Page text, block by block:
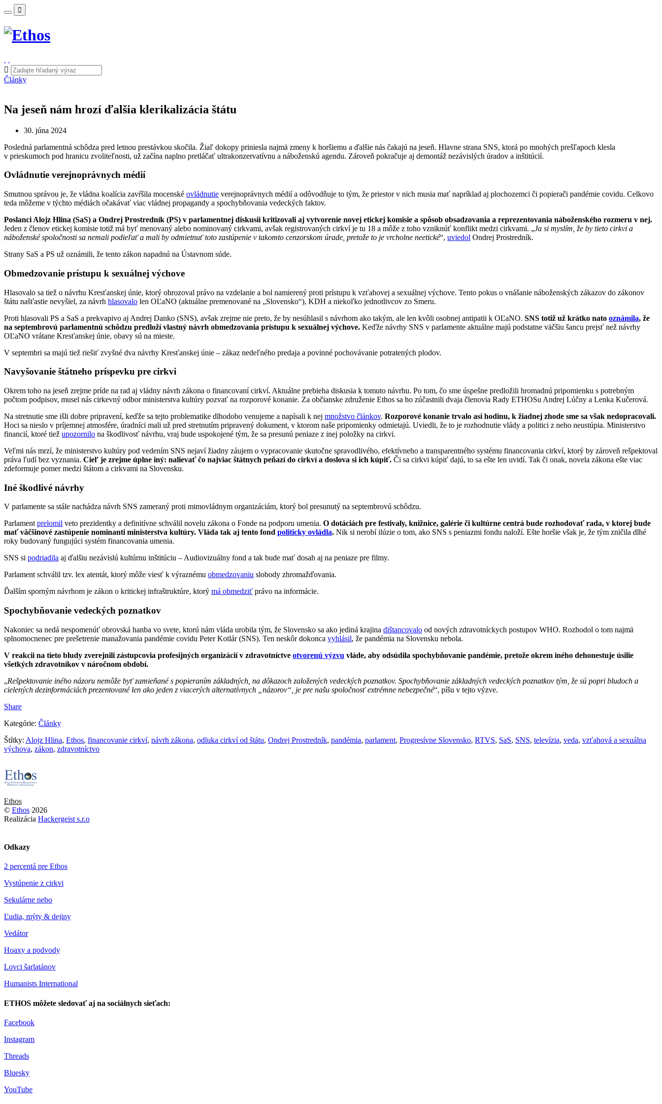
Články
Na jeseň nám hrozí ďalšia klerikalizácia štátu
30. júna 2024
Posledná parlamentná schôdza pred letnou prestávkou skočila. Žiaľ dokopy priniesla najmä zmeny k horšiemu a ďalšie nás čakajú na jeseň. Hlavne strana SNS, ktorá po mnohých prešľapoch klesla
v prieskumoch pod hranicu zvoliteľnosti, už začína naplno pretláčať ultrakonzervatívnu a náboženskú agendu. Zároveň pokračuje aj demontáž nezávislých úradov a inštitúcií.
Ovládnutie verejnoprávnych médií
Smutnou správou je, že vládna koalícia zavŕšila mocenské ovládnutie verejnoprávnych médií a odôvodňuje to tým, že priestor v nich musia mať napríklad aj plochozemci či popierači pandémie covidu. Celkovo
teda môžeme v týchto médiách očakávať viac vládnej propagandy a spochybňovania vedeckých faktov.
Poslanci Alojz Hlina (SaS) a Ondrej Prostredník (PS) v parlamentnej diskusii kritizovali aj vytvorenie novej etickej komisie a spôsob obsadzovania a reprezentovania náboženského rozmeru v nej.
Jeden z členov etickej komisie totiž má byť menovaný alebo nominovaný cirkvami, avšak registrovaných cirkví je tu 18 a môže z toho vzniknúť konflikt medzi cirkvami. „Ja si myslím, že by tieto cirkvi a
náboženské spoločnosti sa nemali podieľať a mali by odmietnuť toto zastúpenie v takomto cenzorskom úrade, pretože to je vrcholne neetické“, uviedol Ondrej Prostredník.
Strany SaS a PS už oznámili, že tento zákon napadnú na Ústavnom súde.
Obmedzovanie prístupu k sexuálnej výchove
Hlasovalo sa tiež o návrhu Kresťanskej únie, ktorý ohrozoval právo na vzdelanie a bol namierený proti prístupu k vzťahovej a sexuálnej výchove. Tento pokus o vnášanie náboženských zákazov do zákonov
štátu našťastie nevyšiel, za návrh hlasovalo len OĽaNO (aktuálne premenované na „Slovensko“), KDH a niekoľko jednotlivcov zo Smeru.
Proti hlasovali PS a SaS a prekvapivo aj Andrej Danko (SNS), avšak zrejme nie preto, že by nesúhlasil s návrhom ako takým, ale len kvôli osobnej antipatii k OĽaNO. SNS totiž už krátko nato oznámila, že
na septembrovú parlamentnú schôdzu predloží vlastný návrh obmedzovania prístupu k sexuálnej výchove. Keďže návrhy SNS v parlamente aktuálne majú podstatne väčšiu šancu prejsť než návrhy
OĽaNO vrátane Kresťanskej únie, obavy sú na mieste.
V septembri sa majú tiež riešiť zvyšné dva návrhy Kresťanskej únie – zákaz nedeľného predaja a povinné pochovávanie potratených plodov.
Navyšovanie štátneho príspevku pre cirkvi
Okrem toho na jeseň zrejme príde na rad aj vládny návrh zákona o financovaní cirkví. Aktuálne prebieha diskusia k tomuto návrhu. Po tom, čo sme úspešne predložili hromadnú pripomienku s potrebným
počtom podpisov, musel nás cirkevný odbor ministerstva kultúry pozvať na rozporové konanie. Za občianske združenie Ethos sa ho zúčastnili dvaja členovia Rady ETHOSu Andrej Lúčny a Lenka Kučerová.
Na stretnutie sme išli dobre pripravení, keďže sa tejto problematike dlhodobo venujeme a napísali k nej množstvo článkov. Rozporové konanie trvalo asi hodinu, k žiadnej zhode sme sa však nedopracovali.
Hoci sa nieslo v príjemnej atmosfére, úradníci mali už pred stretnutím pripravený dokument, v ktorom naše pripomienky odmietajú. Uviedli, že to je rozhodnutie vlády a politici z neho neustúpia. Ministerstvo
financií, ktoré tiež upozornilo na škodlivosť návrhu, vraj bude uspokojené tým, že sa presunú peniaze z inej položky na cirkvi.
Veľmi nás mrzí, že ministerstvo kultúry pod vedením SNS nejaví žiadny záujem o vypracovanie skutočne spravodlivého, efektívneho a transparentného systému financovania cirkví, ktorý by zároveň rešpektoval
práva ľudí bez vyznania. Cieľ je zrejme úplne iný: nalievať čo najviac štátnych peňazí do cirkví a doslova si ich kúpiť. Či sa cirkvi kúpiť dajú, to sa ešte len uvidí. Tak či onak, novela zákona ešte viac
zdeformuje pomer medzi štátom a cirkvami na Slovensku.
Iné škodlivé návrhy
V parlamente sa stále nachádza návrh SNS zameraný proti mimovládnym organizáciám, ktorý bol presunutý na septembrovú schôdzu.
Parlamentprelomil veto prezidentky a definitívne schválil novelu zákona o Fonde na podporu umenia. O dotáciách pre festivaly, knižnice, galérie či kultúrne centrá bude rozhodovať rada, v ktorej bude
mať väčšinové zastúpenie nominanti ministerstva kultúry. Vláda tak aj tento fond politicky ovládla. Nik si nerobí ilúzie o tom, ako SNS s peniazmi fondu naloží. Ešte horšie však je, že tým zničila dlhé
roky budovaný fungujúci systém financovania umenia.
SNS si podriadila aj ďalšiu nezávislú kultúrnu inštitúciu – Audiovizuálny fond a tak bude mať dosah aj na peniaze pre filmy.
Parlament schválil tzv. lex atentát, ktorý môže viesť k výraznému obmedzovaniu slobody zhromažďovania.
Ďalším sporným návrhom je zákon o kritickej infraštruktúre, ktorý má obmedziť právo na informácie.
Spochybňovanie vedeckých poznatkov
Nakoniec sa nedá nespomenúť obrovská hanba vo svete, ktorú nám vláda urobila tým, že Slovensko sa ako jediná krajina dištancovalo od nových zdravotníckych postupov WHO. Rozhodol o tom najmä
splnomocnenec pre prešetrenie manažovania pandémie covidu Peter Kotlár (SNS). Ten neskôr dokonca vyhlásil, že pandémia na Slovensku nebola.
V reakcii na tieto bludy zverejnili zástupcovia profesijných organizácií v zdravotníctve otvorenú výzvu vláde, aby odsúdila spochybňovanie pandémie, pretože okrem iného dehonestuje úsilie
všetkých zdravotníkov v náročnom období.
„Rešpektovanie iného názoru nemôže byť zamieňané s popieraním základných, na dôkazoch založených vedeckých poznatkov. Spochybňovanie základných vedeckých poznatkov tým, že sú popri bludoch a
cielených dezinformáciách prezentované len ako jeden z viacerých alternatívnych „názorov“, je pre našu spoločnosť extrémne nebezpečné“, píšu v tejto výzve.
Share
Kategórie: Články
Štítky: Alojz Hlina, Ethos, financovanie cirkví, návrh zákona, odluka cirkví od štátu, Ondrej Prostredník, pandémia, parlament, Progresívne Slovensko, RTVS, SaS, SNS, televízia, veda, vzťahová a sexuálna
výchova, zákon, zdravotníctvo
Ethos
© Ethos 2026
Realizácia Hackergeist s.r.o
Odkazy
2 percentá pre Ethos
Vystúpenie z cirkvi
Sekulárne nebo
Ľudia, mýty & dejiny
Vedátor
Hoaxy a podvody
Lovci šarlatánov
Humanists International
ETHOS môžete sledovať aj na sociálnych sieťach:
Facebook
Instagram
Threads
Bluesky
YouTube